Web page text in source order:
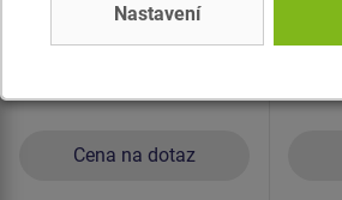
Cena na dotaz
Nastavení